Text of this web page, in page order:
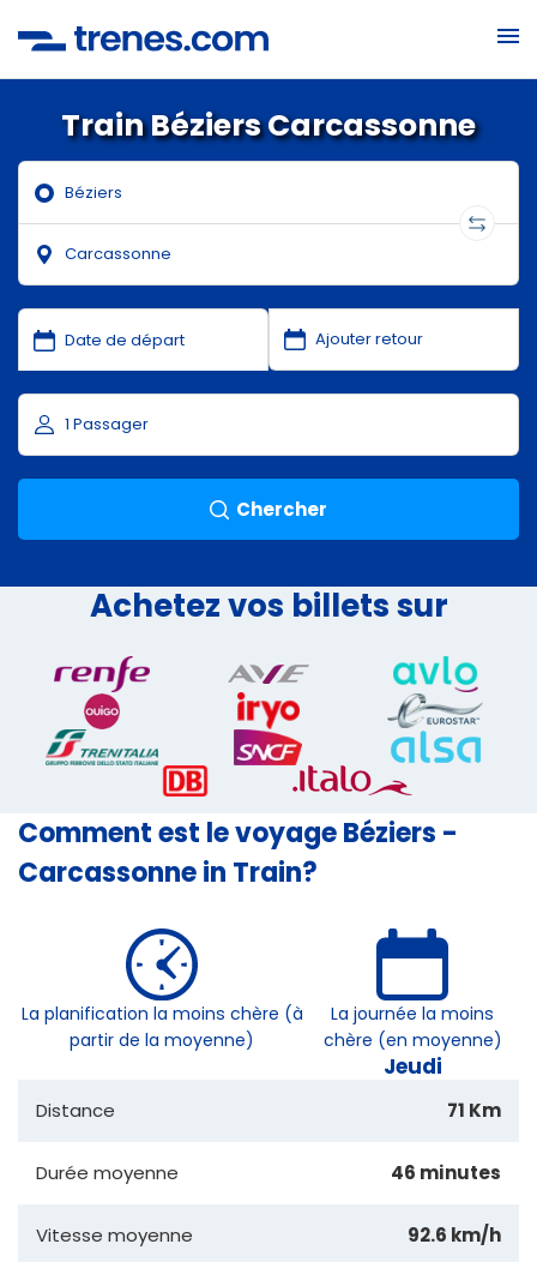
Train Béziers Carcassonne
Chercher
Achetez vos billets sur
Comment est le voyage Béziers -
Carcassonne in Train?
La planification la moins chère (à
partir de la moyenne)
La journée la moins
chère (en moyenne)
Jeudi
Distance 71 Km
Durée moyenne 46 minutes
Vitesse moyenne 92.6 km/h